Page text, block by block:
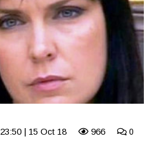
23:50 | 15 Oct 18 966 0